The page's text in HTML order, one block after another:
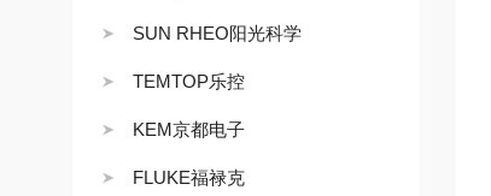
SUN RHEO阳光科学
TEMTOP乐控
KEM京都电子
FLUKE福禄克